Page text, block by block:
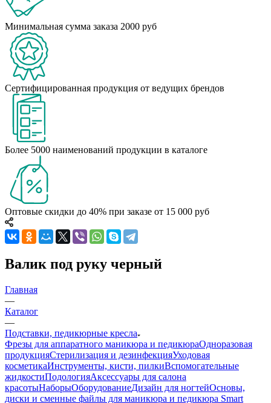
Минимальная сумма заказа 2000 руб
Сертифицированная продукция от ведущих брендов
Более 5000 наименований продукции в каталоге
Оптовые скидки до 40% при заказе от 15 000 руб
Валик под руку черный
Главная
—
Каталог
—
Подставки, педикюрные кресла
Фрезы для аппаратного маникюра и педикюраОдноразовая
продукцияСтерилизация и дезинфекцияУходовая
косметикаИнструменты, кисти, пилкиВспомогательные
жидкостиПодологияАксессуары для салона
красотыНаборыОборудованиеДизайн для ногтейОсновы,
диски и сменные файлы для маникюра и педикюра Smart